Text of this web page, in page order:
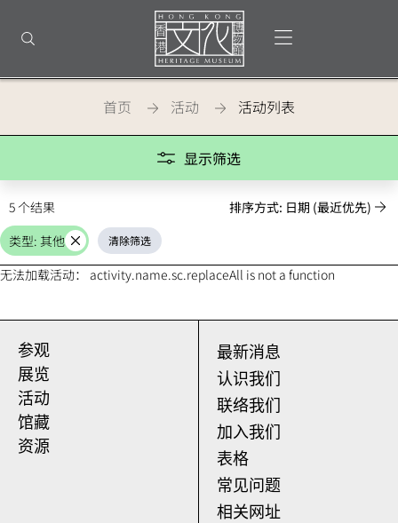
部
打开搜索
首
页
打开选单
首页 活动 活动列表
显示筛选
5 个结果
排序方式: 日期 (最近优先)
类型: 其他 取
消
清除筛选
无法加载活动： activity.name.sc.replaceAll is not a function
参观
展览
活动
馆藏
资源
最新消息
认识我们
联络我们
加入我们
表格
常见问题
相关网址